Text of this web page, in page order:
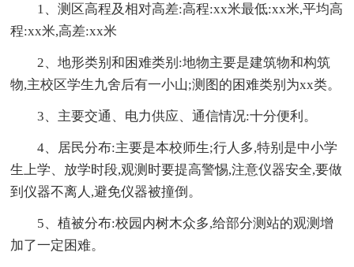
1、测区高程及相对高差:高程:xx米最低:xx米,平均高
程:xx米,高差:xx米
2、地形类别和困难类别:地物主要是建筑物和构筑
物,主校区学生九舍后有一小山;测图的困难类别为xx类。
3、主要交通、电力供应、通信情况:十分便利。
4、居民分布:主要是本校师生;行人多,特别是中小学
生上学、放学时段,观测时要提高警惕,注意仪器安全,要做
到仪器不离人,避免仪器被撞倒。
5、植被分布:校园内树木众多,给部分测站的观测增
加了一定困难。